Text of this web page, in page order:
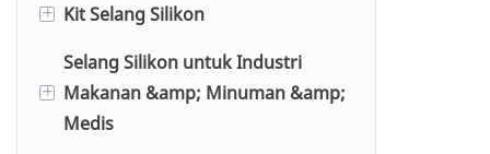
Selang Vakum Silikon
Selang Lurus Silikon 76/1000mm
Selang Silikon Berpunuk
CR
FKM
Selang untuk MERCEDES BENZ
Selang untuk VOLVO
Selang untuk SCANIA
+
Kit Selang Silikon
Kit Selang untuk AUDI
Kit Selang untuk BMW
+
Selang Silikon untuk Industri
Makanan &amp; Minuman &amp;
Medis